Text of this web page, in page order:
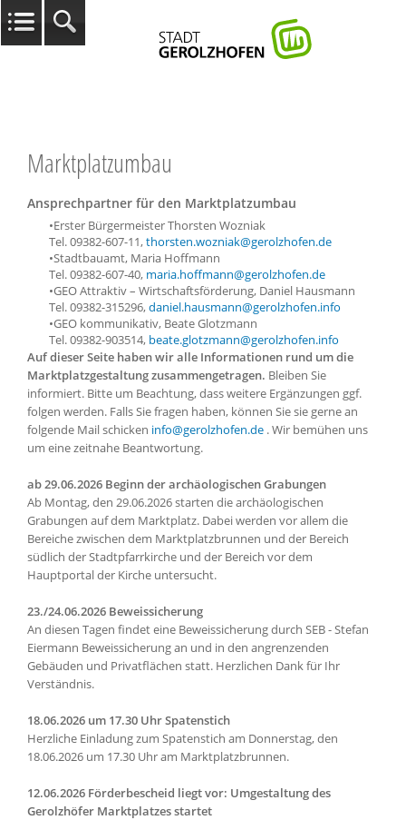
Marktplatzumbau
Ansprechpartner für den Marktplatzumbau
•Erster Bürgermeister Thorsten Wozniak
Tel. 09382-607-11,thorsten.wozniak@gerolzhofen.de
•Stadtbauamt, Maria Hoffmann
Tel. 09382-607-40, maria.hoffmann@gerolzhofen.de
•GEO Attraktiv – Wirtschaftsförderung, Daniel Hausmann
Tel. 09382-315296,daniel.hausmann@gerolzhofen.info
•GEO kommunikativ, Beate Glotzmann
Tel. 09382-903514, beate.glotzmann@gerolzhofen.info
Auf dieser Seite haben wir alle Informationen rund um die
Marktplatzgestaltung zusammengetragen. Bleiben Sie
informiert. Bitte um Beachtung, dass weitere Ergänzungen ggf.
folgen werden. Falls Sie fragen haben, können Sie sie gerne an
folgende Mail schicken info@gerolzhofen.de . Wir bemühen uns
um eine zeitnahe Beantwortung.
ab 29.06.2026 Beginn der archäologischen Grabungen
Ab Montag, den 29.06.2026 starten die archäologischen
Grabungen auf dem Marktplatz. Dabei werden vor allem die
Bereiche zwischen dem Marktplatzbrunnen und der Bereich
südlich der Stadtpfarrkirche und der Bereich vor dem
Hauptportal der Kirche untersucht.
23./24.06.2026 Beweissicherung
An diesen Tagen findet eine Beweissicherung durch SEB - Stefan
Eiermann Beweissicherung an und in den angrenzenden
Gebäuden und Privatflächen statt. Herzlichen Dank für Ihr
Verständnis.
18.06.2026 um 17.30 Uhr Spatenstich
Herzliche Einladung zum Spatenstich am Donnerstag, den
18.06.2026 um 17.30 Uhr am Marktplatzbrunnen.
12.06.2026 Förderbescheid liegt vor: Umgestaltung des
Gerolzhöfer Marktplatzes startet